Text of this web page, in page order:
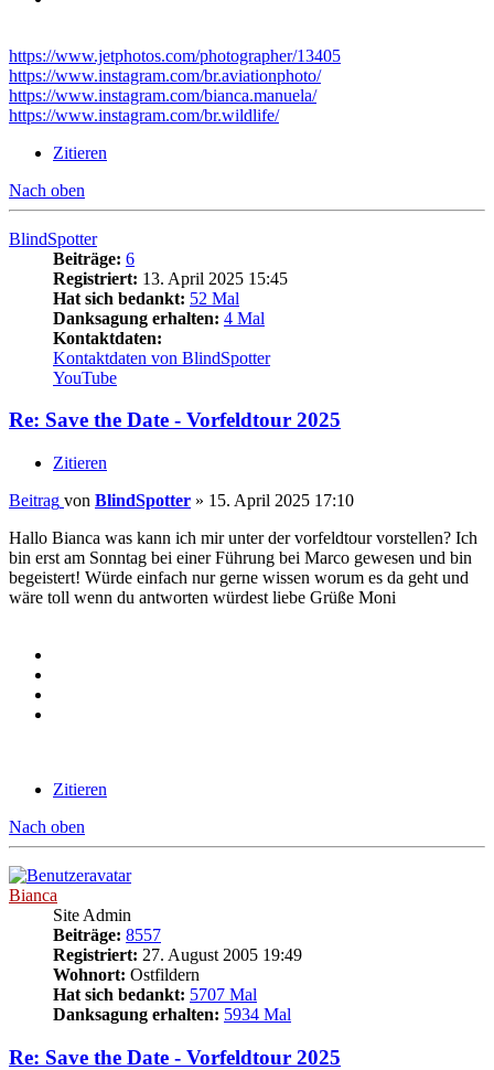
https://www.jetphotos.com/photographer/13405
https://www.instagram.com/br.aviationphoto/
https://www.instagram.com/bianca.manuela/
https://www.instagram.com/br.wildlife/
Zitieren
Nach oben
BlindSpotter
Beiträge: 6
Registriert: 13. April 2025 15:45
Hat sich bedankt: 52 Mal
Danksagung erhalten: 4 Mal
Kontaktdaten:
Kontaktdaten von BlindSpotter
YouTube
Re: Save the Date - Vorfeldtour 2025
Zitieren
Beitrag von BlindSpotter » 15. April 2025 17:10
Hallo Bianca was kann ich mir unter der vorfeldtour vorstellen? Ich
bin erst am Sonntag bei einer Führung bei Marco gewesen und bin
begeistert! Würde einfach nur gerne wissen worum es da geht und
wäre toll wenn du antworten würdest liebe Grüße Moni
Zitieren
Nach oben
Bianca
Site Admin
Beiträge: 8557
Registriert: 27. August 2005 19:49
Wohnort: Ostfildern
Hat sich bedankt: 5707 Mal
Danksagung erhalten: 5934 Mal
Re: Save the Date - Vorfeldtour 2025